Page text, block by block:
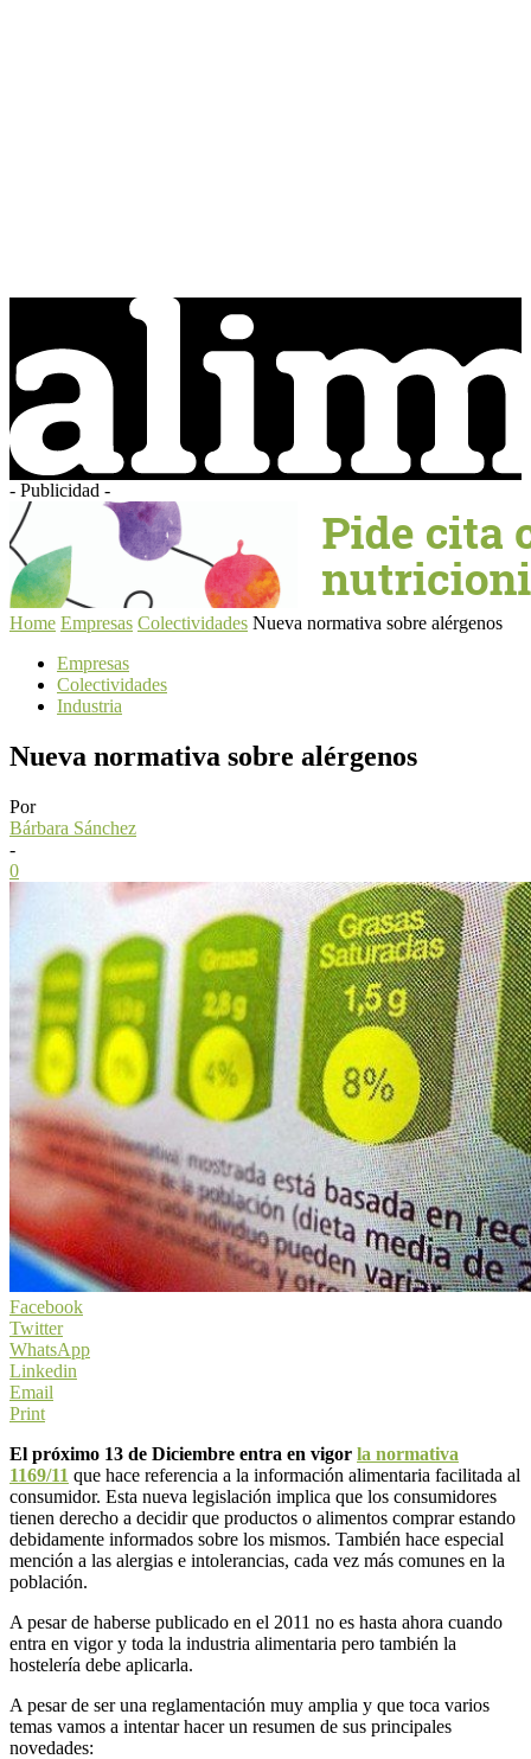
- Publicidad -
Home Empresas Colectividades Nueva normativa sobre alérgenos
Empresas
Colectividades
Industria
Nueva normativa sobre alérgenos
Por
Bárbara Sánchez
-
0
Facebook
Twitter
WhatsApp
Linkedin
Email
Print
El próximo 13 de Diciembre entra en vigor la normativa
1169/11 que hace referencia a la información alimentaria facilitada al
consumidor. Esta nueva legislación implica que los consumidores
tienen derecho a decidir que productos o alimentos comprar estando
debidamente informados sobre los mismos. También hace especial
mención a las alergias e intolerancias, cada vez más comunes en la
población.
A pesar de haberse publicado en el 2011 no es hasta ahora cuando
entra en vigor y toda la industria alimentaria pero también la
hostelería debe aplicarla.
A pesar de ser una reglamentación muy amplia y que toca varios
temas vamos a intentar hacer un resumen de sus principales
novedades: